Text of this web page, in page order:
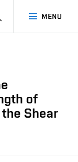
MENU
of
Shear